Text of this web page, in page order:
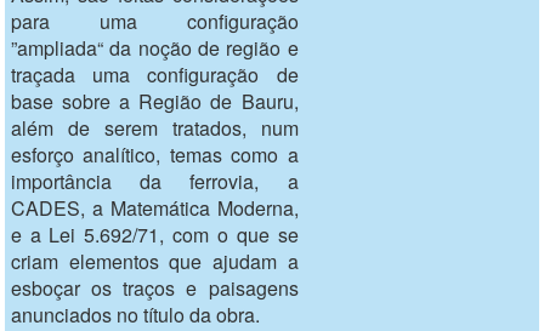
para uma configuração
”ampliada“ da noção de região e
traçada uma configuração de
base sobre a Região de Bauru,
além de serem tratados, num
esforço analítico, temas como a
importância da ferrovia, a
CADES, a Matemática Moderna,
e a Lei 5.692/71, com o que se
criam elementos que ajudam a
esboçar os traços e paisagens
anunciados no título da obra.